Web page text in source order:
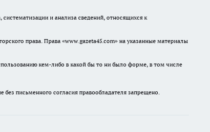
и анализа сведений, относящихся к
права. Права «www.gazeta45.com» на указанные материалы
кем-либо в какой бы то ни было форме, в том числе
письменного согласия правообладателя запрещено.